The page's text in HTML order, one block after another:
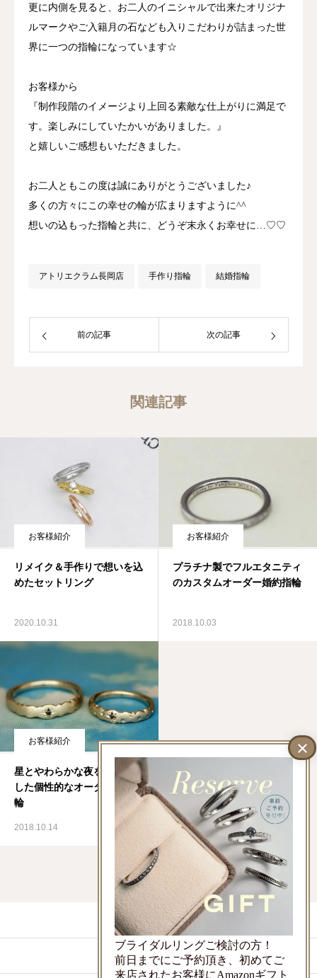
更に内側を見ると、お二人のイニシャルで出来たオリジナ
ルマークやご入籍月の石なども入りこだわりが詰まった世
界に一つの指輪になっています☆
お客様から
『制作段階のイメージより上回る素敵な仕上がりに満足で
す。楽しみにしていたかいがありました。』
と嬉しいご感想もいただきました。
お二人ともこの度は誠にありがとうございました♪
多くの方々にこの幸せの輪が広まりますように^^
想いの込もった指輪と共に、どうぞ末永くお幸せに…♡♡
アトリエクラム長岡店 手作り指輪 結婚指輪
前の記事 次の記事
関連記事
お客様紹介
リメイク＆手作りで想いを込
めたセットリング
2020.10.31
お客様紹介
プラチナ製でフルエタニティ
のカスタムオーダー婚約指輪
2018.10.03
お客様紹介
星とやわらかな夜をイメージ
した個性的なオーダー結婚指
輪
2018.10.14
LINEでお問い合わせ
ご来店予約
ブライダルリングご検討の方！
前日までにご予約頂き、初めてご
来店されたお客様にAmazonギフト